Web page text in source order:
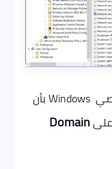
للحماية من هذا النوع من الهجوم ، يوصي Windows بأن
Domain